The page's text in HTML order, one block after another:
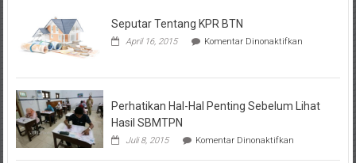
Seputar Tentang KPR BTN
April 16, 2015 Komentar Dinonaktifkanpada
KPR
Perhatikan Hal-Hal Penting Sebelum Lihat
Hasil SBMTPN
Juli 8, 2015 Komentar Dinonaktifkanpada